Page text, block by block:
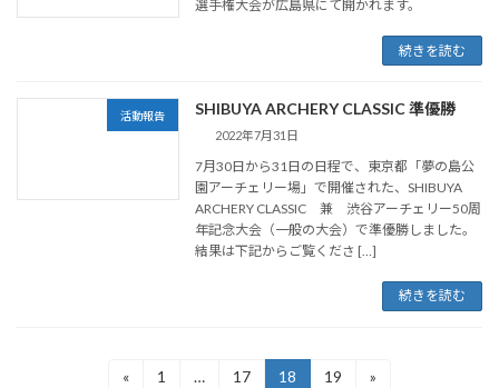
選手権大会が広島県にて開かれます。
続きを読む
活動報告 SHIBUYA ARCHERY CLASSIC 準優勝
2022年7月31日
7月30日から31日の日程で、東京都「夢の島公
園アーチェリー場」で開催された、SHIBUYA
ARCHERY CLASSIC 兼 渋谷アーチェリー50周
年記念大会（一般の大会）で準優勝しました。
結果は下記からご覧くださ […]
続きを読む
«
固
1 …
固
17
固
18
固
19 »